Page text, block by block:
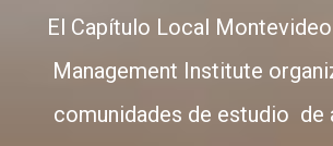
El Capítulo Local
Management Institute
comunidades de estudio de